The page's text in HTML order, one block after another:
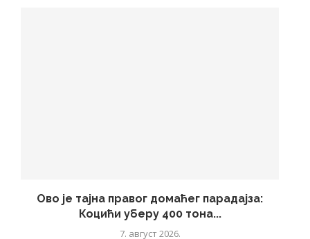
Ово је тајна правог домаћег парадајза:
Коцићи уберу 400 тона...
7. август 2026.